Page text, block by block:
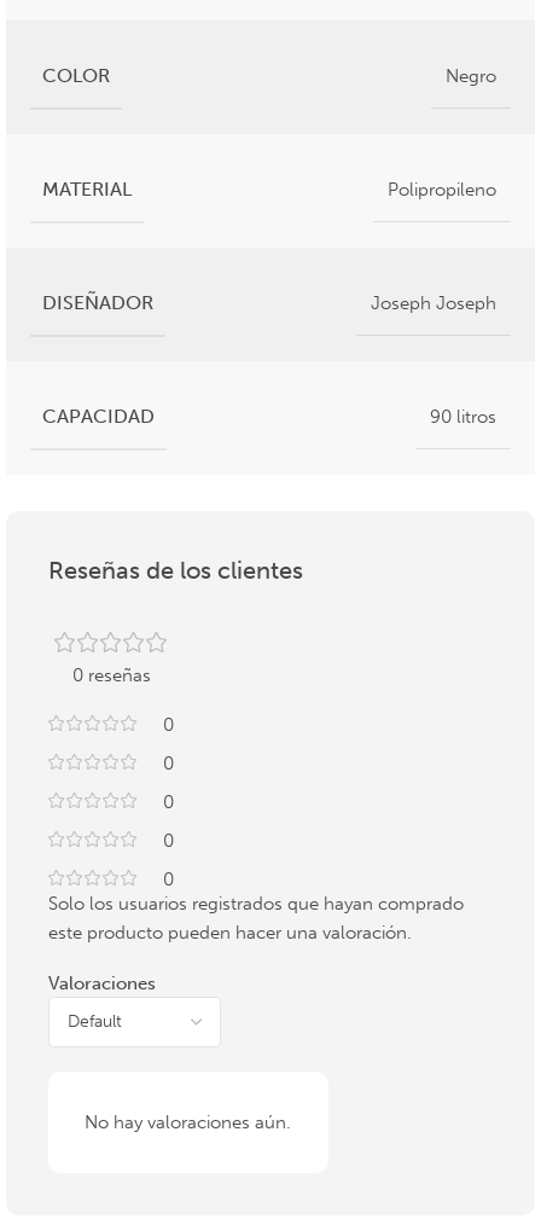
COLOR Negro
MATERIAL Polipropileno
DISEÑADOR Joseph Joseph
CAPACIDAD 90 litros
Reseñas de los clientes
0 reseñas
0
0
0
0
0
Valoraciones
No hay valoraciones aún.
Solo los usuarios registrados que hayan comprado
este producto pueden hacer una valoración.